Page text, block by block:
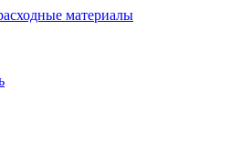
материалы